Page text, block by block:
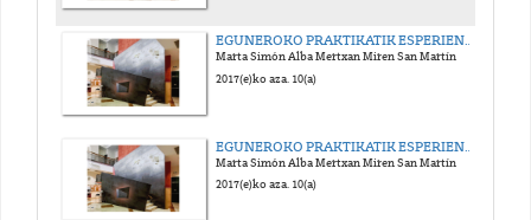
EGUNEROKO PRAKTIKATIK ESPERIENTZIAK PARTEKATZEN (I)
Marta Simón Alba Mertxan Miren San Martín
2017(e)ko aza. 10(a)
Marta Simón Alba Mertxan Miren San Martín
2017(e)ko aza. 10(a)